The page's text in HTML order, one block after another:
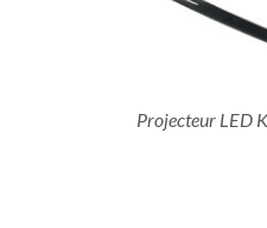
Projecteur LED